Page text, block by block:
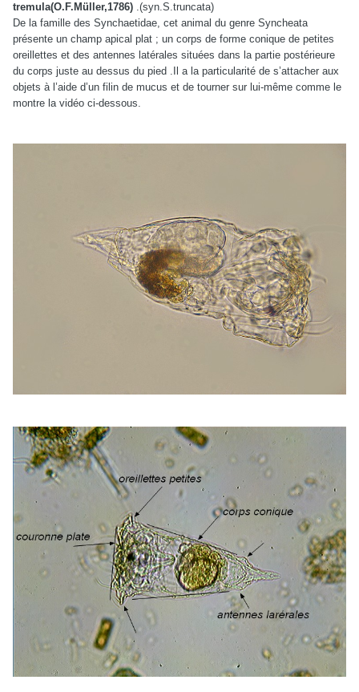
tremula(O.F.Müller,1786) .(syn.S.truncata)
De la famille des Synchaetidae, cet animal du genre Syncheata
présente un champ apical plat ; un corps de forme conique de petites
oreillettes et des antennes latérales situées dans la partie postérieure
du corps juste au dessus du pied .Il a la particularité de s’attacher aux
objets à l’aide d’un filin de mucus et de tourner sur lui-même comme le
montre la vidéo ci-dessous.